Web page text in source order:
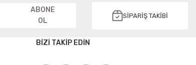
ABONE
OL
SİPARİŞ TAKİBİ
BİZİ TAKİP EDİN